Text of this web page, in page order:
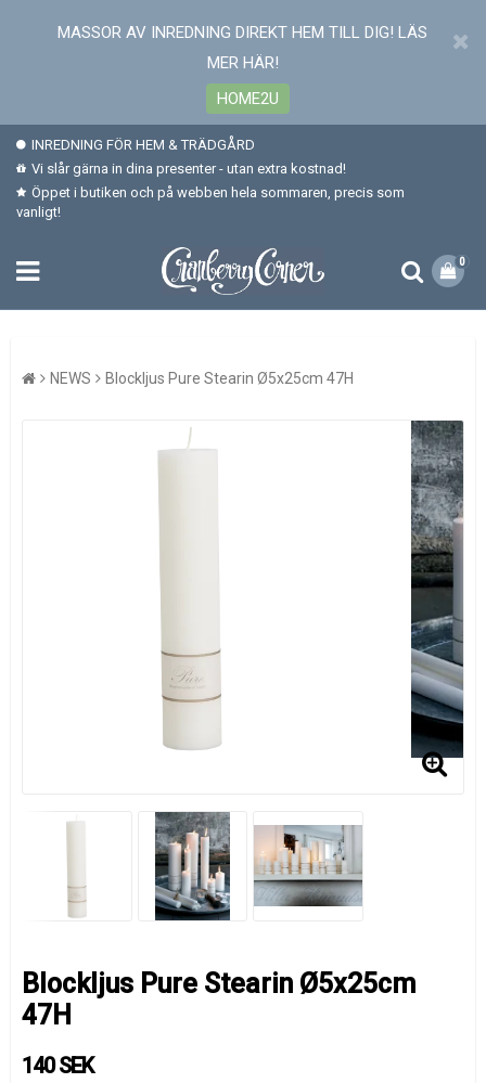
MASSOR AV INREDNING DIREKT HEM TILL DIG! LÄS
MER HÄR!
HOME2U
INREDNING FÖR HEM & TRÄDGÅRD
Vi slår gärna in dina presenter - utan extra kostnad!
Öppet i butiken och på webben hela sommaren, precis som
vanligt!
0
NEWS Blockljus Pure Stearin Ø5x25cm 47H
Blockljus Pure Stearin Ø5x25cm
47H
140 SEK